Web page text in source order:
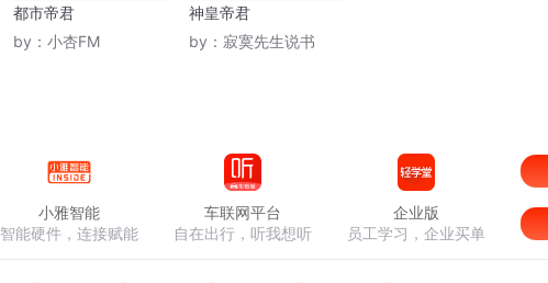
都市帝君
by： 小杏FM
神皇帝君
by： 寂寞先生说书
小雅智能
智能硬件，连接赋能
车联网平台
自在出行，听我想听
企业版
员工学习，企业买单